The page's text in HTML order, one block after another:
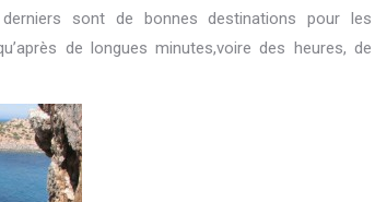
sont de bonnes destinations pour les
de longues minutes,voire des heures, de